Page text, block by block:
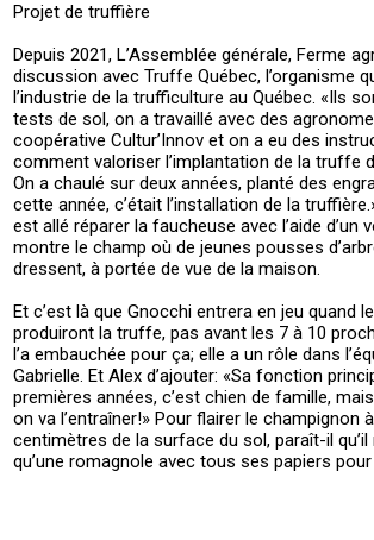
Projet de truffière
Depuis 2021, L’Assemblée générale, Ferme
discussion avec Truffe Québec, l’organisme
l’industrie de la trufficulture au Québec. «Ils
tests de sol, on a travaillé avec des
coopérative Cultur’Innov et on a eu des
comment valoriser l’implantation de la truffe
On a chaulé sur deux années, planté des
cette année, c’était l’installation de la
est allé réparer la faucheuse avec l’aide d’un
montre le champ où de jeunes pousses
dressent, à portée de vue de la maison.
Et c’est là que Gnocchi entrera en jeu quand
produiront la truffe, pas avant les 7 à 10
l’a embauchée pour ça; elle a un rôle dans
Gabrielle. Et Alex d’ajouter: «Sa fonction
premières années, c’est chien de famille,
on va l’entraîner!» Pour flairer le champignon
centimètres de la surface du sol, paraît-il qu’il
qu’une romagnole avec tous ses papiers